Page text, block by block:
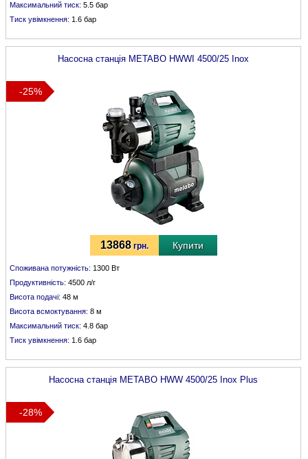
Максимальний тиск: 5.5 бар
Тиск увімкнення: 1.6 бар
Насосна станція METABO HWWI 4500/25 Inox
-25%
13868грн. Купити
Споживана потужність: 1300 Вт
Продуктивність: 4500 л/г
Висота подачі: 48 м
Висота всмоктування: 8 м
Максимальний тиск: 4.8 бар
Тиск увімкнення: 1.6 бар
Насосна станція METABO HWW 4500/25 Inox Plus
-28%